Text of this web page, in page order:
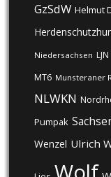
GzSdW Helmut
Niedersachsen LJN
MT6 Munsteraner
NLWKN
Pumpak
Wenzel Ulrich